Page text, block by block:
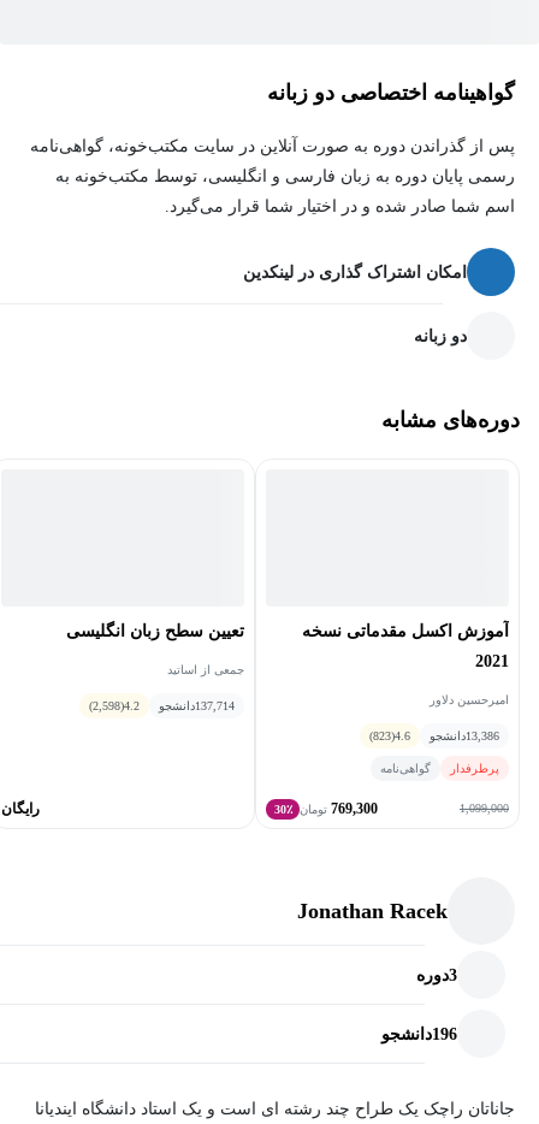
گواهینامه اختصاصی دو زبانه
پس از گذراندن دوره به صورت آنلاین در سایت مکتب‌خونه، گواهی‌نامه
رسمی پایان دوره به زبان فارسی و انگلیسی، توسط مکتب‌خونه به
اسم شما صادر شده و در اختیار شما قرار می‌گیرد.
امکان اشتراک گذاری در لینکدین
دو زبانه
دوره‌های مشابه
آموزش اکسل مقدماتی نسخه
2021
امیرحسین دلاور
13,386دانشجو 4.6
(823)
پرطرفدار گواهی‌نامه
1,099,000
769,300 تومان 30٪
تعیین سطح زبان انگلیسی
جمعی از اساتید
137,714دانشجو 4.2
(2,598)
رایگان
Jonathan Racek
3دوره
196دانشجو
جاناتان راچک یک طراح چند رشته ای است و یک استاد دانشگاه ایندیانا